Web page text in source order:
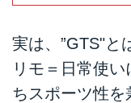
実は、”GTS"と
リモ＝日常使
ちスポーツ性